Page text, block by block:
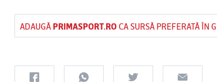
ADAUGĂ PRIMASPORT.ROCA SURSĂ PREFERATĂ ÎN